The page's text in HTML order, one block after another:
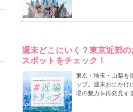
週末どこにいく？東京近郊
スポットをチェック！
東京・埼玉・山梨を
ップ。週末お出かけ
場の魅力を再発見す